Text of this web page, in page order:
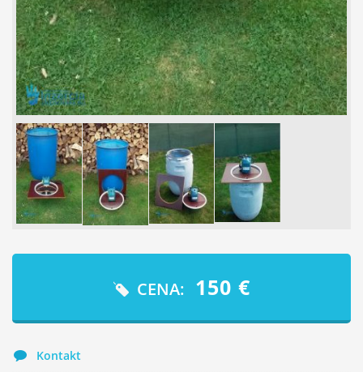
CENA: 150 €
Kontakt